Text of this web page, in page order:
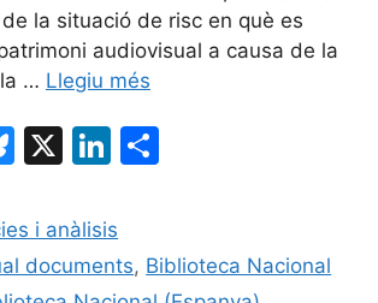
la situació de risc en què es
audiovisual a causa de la
… Llegiu més
Bl
e
s
X
Li
k
e p
i anàlisis
documents, Biblioteca Nacional